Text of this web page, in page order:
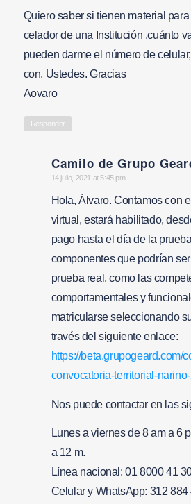
Quiero saber si tienen material
celador de una Institución ,cuánto
pueden darme el número de
con. Ustedes. Gracias
Aovaro
Responder
Camilo de Grupo
says:
14 julio, 2021 at 5:45 pm
Hola, Álvaro. Contamos con
virtual, estará habilitado,
pago hasta el día de la
componentes que podrían
prueba real, como las
comportamentales y
matricularse seleccionando
través del siguiente enlace:
https://beta.grupogeard.com/
convocatoria-territorial-
Nos puede contactar en las
Lunes a viernes de 8 am a 6
a 12 m.
Línea nacional: 01 8000 41
Celular y WhatsApp: 312 884